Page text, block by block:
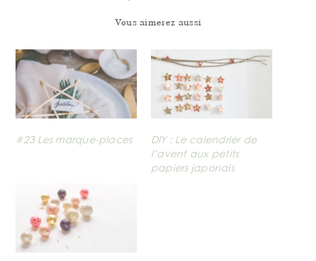
Vous aimerez aussi
#23 Les marque-places
DIY : Le calendrier de
l’avent aux petits
papiers japonais